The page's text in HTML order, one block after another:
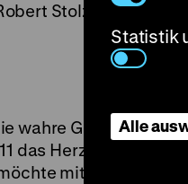
Stolz, D: Trude
wahre Geschichte
das Herzstück des
mit großer Geste
Statistik
Alle